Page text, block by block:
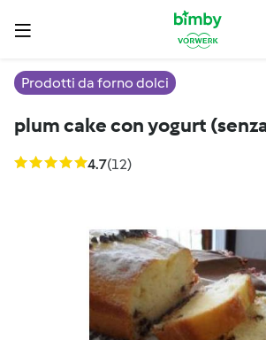
Prodotti da forno dolci
plum cake con yogurt
4.7(12)